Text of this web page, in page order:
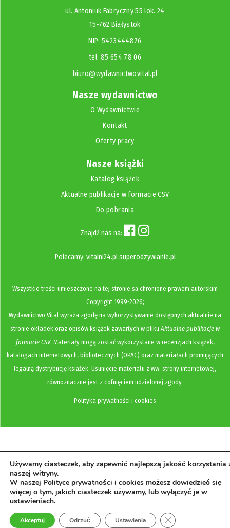
ul. Antoniuk Fabryczny 55 lok. 24
15-762 Białystok
NIP: 5423444876
tel. 85 654 78 06
biuro@wydawnictwovital.pl
Nasze wydawnictwo
O Wydawnictwie
Kontakt
Oferty pracy
Nasze książki
Katalog książek
Aktualne publikacje w formacie CSV
Do pobrania
Znajdź nas na:
Polecamy: vitalni24.pl superodzywianie.pl
Wszystkie treści umieszczone na tej stronie są chronione prawem autorskim
Copyright1999-2026;
Wydawnictwo Vital wyraża zgodę na wykorzystywanie dostępnych aktualnie na
stronie okładek oraz opisów książek zawartych w plikuAktualne publikacje w
formacie CSV. Materiały mogą zostać wykorzystane w recenzjach książek,
katalogach internetowych, bibliotecznych (OPAC) oraz materiałach promujących
legalną dystrybucję książek. Usunięcie materiału z ww. strony internetowej,
równoznaczne jest z cofnięciem udzielonej zgody.
Polityka prywatności i cookies
Używamy ciasteczek, aby zapewnić najlepszą jakość korzystania
naszej witryny.
W naszej Polityce prywatności i cookies możesz dowiedzieć się
więcej o tym, jakich ciasteczek używamy, lub wyłączyć je w
ustawieniach.
Akceptuj Odrzuć Ustawienia Zamknij panel